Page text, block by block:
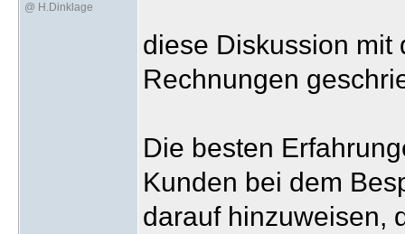
@ H.Dinklage
diese Diskussion mit
Rechnungen
Die besten
Kunden bei dem
darauf hinzuweisen,